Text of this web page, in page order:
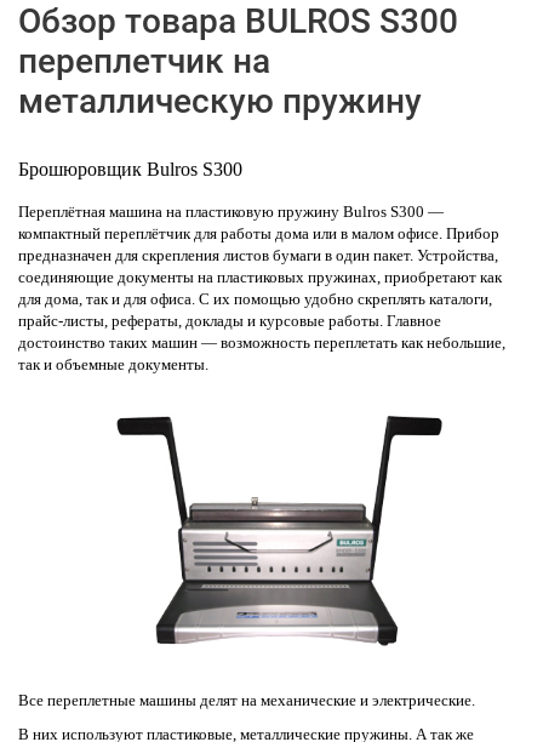
Обзор товара BULROS S300
переплетчик на
металлическую пружину
Брошюровщик Bulros S300
Переплётная машина на пластиковую пружину Bulros S300 —
компактный переплётчик для работы дома или в малом офисе. Прибор
предназначен для скрепления листов бумаги в один пакет. Устройства,
соединяющие документы на пластиковых пружинах, приобретают как
для дома, так и для офиса. С их помощью удобно скреплять каталоги,
прайс-листы, рефераты, доклады и курсовые работы. Главное
достоинство таких машин — возможность переплетать как небольшие,
так и объемные документы.
Все переплетные машины делят на механические и электрические.
В них используют пластиковые, металлические пружины. А так же